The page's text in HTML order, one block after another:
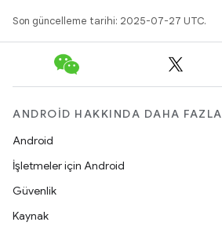
Son güncelleme tarihi: 2025-07-27 UTC.
ANDROID HAKKINDA DAHA FAZLA
Android
İşletmeler için Android
Güvenlik
Kaynak